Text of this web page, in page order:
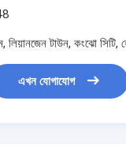
লিয়ানজেন টাউন, কংঝো সিটি,
এখন যোগাযোগ